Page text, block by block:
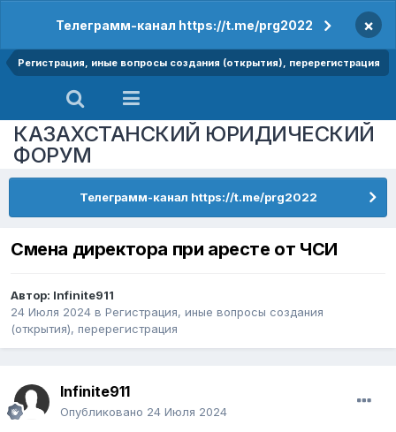
Телеграмм-канал https://t.me/prg2022 ×
Регистрация, иные вопросы создания (открытия), перерегистрация
КАЗАХСТАНСКИЙ ЮРИДИЧЕСКИЙ
ФОРУМ
Телеграмм-канал https://t.me/prg2022
Смена директора при аресте от ЧСИ
Автор: Infinite911
24 Июля 2024 в Регистрация, иные вопросы создания
(открытия), перерегистрация
Infinite911
Опубликовано 24 Июля 2024